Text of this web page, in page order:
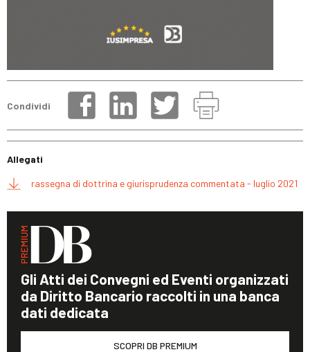
Condividi
Allegati
rassegna di dottrina e giurisprudenza commentata - luglio 2021
Gli Atti dei Convegni ed Eventi organizzati
da Diritto Bancario raccolti in una banca
dati dedicata
SCOPRI DB PREMIUM